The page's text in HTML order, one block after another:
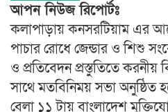
আপন নিউজ রিপোর্টঃ
কলাপাড়ায় কনসরটিয়াম এর
পাচার রোধে জেন্ডার ও শিশু
ও প্রতিবেদন প্রস্তুতিতে করনীয়
সাথে মতবিনিময় সভা অনুষ্ঠিত
বেলা ১১ টায় বাংলাদেশ